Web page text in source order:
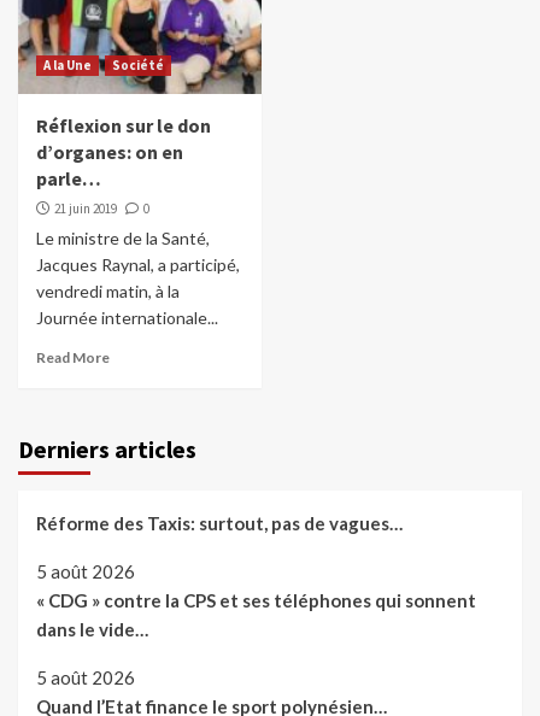
A la Une Société
Réflexion sur le don
d’organes: on en
parle…
21 juin 2019 0
Le ministre de la Santé,
Jacques Raynal, a participé,
vendredi matin, à la
Journée internationale...
Read More
Derniers articles
Réforme des Taxis: surtout, pas de vagues…
5 août 2026
« CDG » contre la CPS et ses téléphones qui sonnent
dans le vide…
5 août 2026
Quand l’Etat finance le sport polynésien…